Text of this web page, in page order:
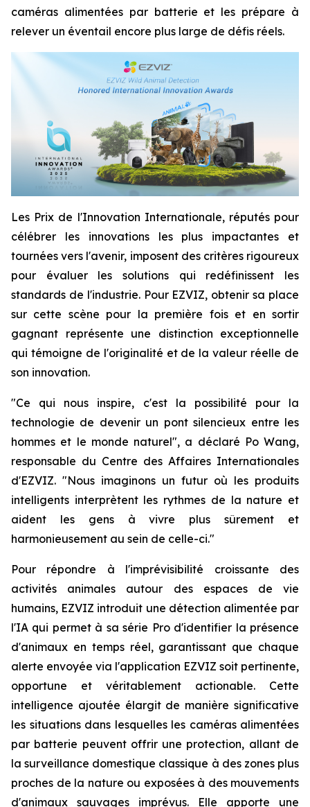
caméras alimentées par batterie et les prépare à
relever un éventail encore plus large de défis réels.
Les Prix de l'Innovation Internationale, réputés pour
célébrer les innovations les plus impactantes et
tournées vers l'avenir, imposent des critères rigoureux
pour évaluer les solutions qui redéfinissent les
standards de l'industrie. Pour EZVIZ, obtenir sa place
sur cette scène pour la première fois et en sortir
gagnant représente une distinction exceptionnelle
qui témoigne de l'originalité et de la valeur réelle de
son innovation.
"Ce qui nous inspire, c'est la possibilité pour la
technologie de devenir un pont silencieux entre les
hommes et le monde naturel", a déclaré Po Wang,
responsable du Centre des Affaires Internationales
d'EZVIZ. "Nous imaginons un futur où les produits
intelligents interprètent les rythmes de la nature et
aident les gens à vivre plus sûrement et
harmonieusement au sein de celle-ci."
Pour répondre à l'imprévisibilité croissante des
activités animales autour des espaces de vie
humains, EZVIZ introduit une détection alimentée par
l'IA qui permet à sa série Pro d'identifier la présence
d'animaux en temps réel, garantissant que chaque
alerte envoyée via l'application EZVIZ soit pertinente,
opportune et véritablement actionable. Cette
intelligence ajoutée élargit de manière significative
les situations dans lesquelles les caméras alimentées
par batterie peuvent offrir une protection, allant de
la surveillance domestique classique à des zones plus
proches de la nature ou exposées à des mouvements
d'animaux sauvages imprévus. Elle apporte une